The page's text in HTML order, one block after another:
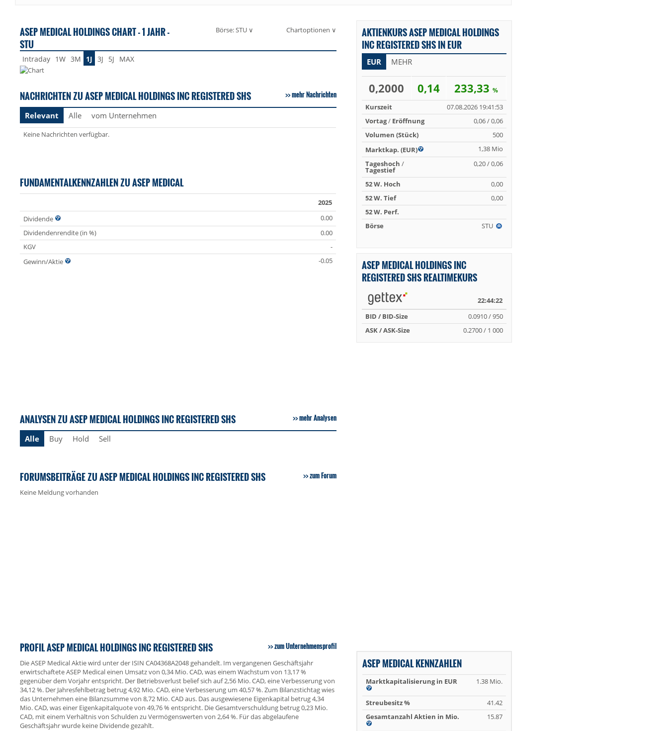
ASEP MEDICAL HOLDINGS CHART - 1 JAHR -
STU
Börse: STU ∨ Chartoptionen ∨
Intraday 1W 3M 1J 3J 5J MAX
NACHRICHTEN ZU ASEP MEDICAL HOLDINGS INC REGISTERED SHS mehr Nachrichten
Relevant Alle vom Unternehmen
Keine Nachrichten verfügbar.
FUNDAMENTALKENNZAHLEN ZU ASEP MEDICAL
2025
Dividende
0.00
Dividendenrendite (in %)
0.00
KGV
-
Gewinn/Aktie
-0.05
ANALYSEN ZU ASEP MEDICAL HOLDINGS INC REGISTERED SHS mehr Analysen
Alle Buy Hold Sell
FORUMSBEITRÄGE ZU ASEP MEDICAL HOLDINGS INC REGISTERED SHS zum Forum
Keine Meldung vorhanden
PROFIL ASEP MEDICAL HOLDINGS INC REGISTERED SHS zum Unternehmensprofil
Die ASEP Medical Aktie wird unter der ISIN CA04368A2048 gehandelt. Im vergangenen Geschäftsjahr
erwirtschaftete ASEP Medical einen Umsatz von 0,34 Mio. CAD, was einem Wachstum von 13,17 %
gegenüber dem Vorjahr entspricht. Der Betriebsverlust belief sich auf 2,56 Mio. CAD, eine Verbesserung von
34,12 %. Der Jahresfehlbetrag betrug 4,92 Mio. CAD, eine Verbesserung um 40,57 %. Zum Bilanzstichtag wies
das Unternehmen eine Bilanzsumme von 8,72 Mio. CAD aus. Das ausgewiesene Eigenkapital betrug 4,34
Mio. CAD, was einer Eigenkapitalquote von 49,76 % entspricht. Die Gesamtverschuldung betrug 0,23 Mio.
CAD, mit einem Verhältnis von Schulden zu Vermögenswerten von 2,64 %. Für das abgelaufene
Geschäftsjahr wurde keine Dividende gezahlt.
AKTIENKURS ASEP MEDICAL HOLDINGS
INC REGISTERED SHS IN EUR
EUR MEHR
0,2000 0,14 233,33 %
Kurszeit
07.08.2026 19:41:53
Vortag/ Eröffnung
0,06 / 0,06
Volumen (Stück)
500
Marktkap. (EUR)
1,38 Mio
Tageshoch /
Tagestief
0,20 / 0,06
52 W. Hoch
0,00
52 W. Tief
0,00
52 W. Perf.
Börse
STU
ASEP MEDICAL HOLDINGS INC
REGISTERED SHS REALTIMEKURS
22:44:22
BID / BID-Size
0.0910 / 950
ASK / ASK-Size
0.2700 / 1 000
ASEP MEDICAL KENNZAHLEN
Marktkapitalisierung in EUR 1.38 Mio.
Streubesitz %
41.42
Gesamtanzahl Aktien in Mio.
15.87